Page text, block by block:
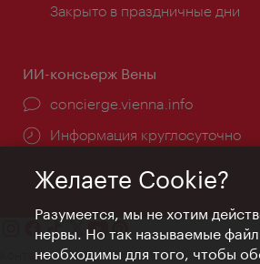
Закрыто в праздничные дни
ИИ-консьерж Вены
concierge.vienna.info
Информация круглосуточно
Контакт
Желаете Cookie?
Разумеется, мы не хотим
нервы. Но так называемые
необходимы для того, чтобы